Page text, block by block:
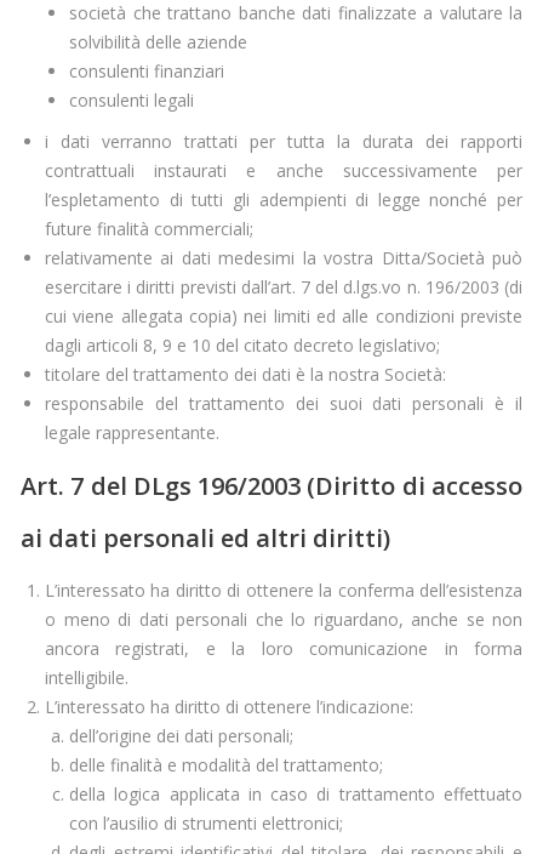
società che trattano banche dati finalizzate a valutare la
solvibilità delle aziende
consulenti finanziari
consulenti legali
i dati verranno trattati per tutta la durata dei rapporti
contrattuali instaurati e anche successivamente per
l’espletamento di tutti gli adempienti di legge nonché per
future finalità commerciali;
relativamente ai dati medesimi la vostra Ditta/Società può
esercitare i diritti previsti dall’art. 7 del d.lgs.vo n. 196/2003 (di
cui viene allegata copia) nei limiti ed alle condizioni previste
dagli articoli 8, 9 e 10 del citato decreto legislativo;
titolare del trattamento dei dati è la nostra Società:
responsabile del trattamento dei suoi dati personali è il
legale rappresentante.
Art. 7 del DLgs 196/2003 (Diritto di accesso
ai dati personali ed altri diritti)
L’interessato ha diritto di ottenere la conferma dell’esistenza
o meno di dati personali che lo riguardano, anche se non
ancora registrati, e la loro comunicazione in forma
intelligibile.
L’interessato ha diritto di ottenere l’indicazione:
dell’origine dei dati personali;
delle finalità e modalità del trattamento;
della logica applicata in caso di trattamento effettuato
con l’ausilio di strumenti elettronici;